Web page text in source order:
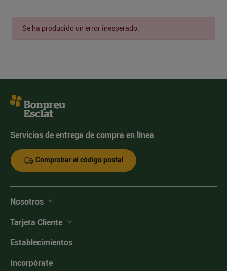
Se ha producido un error inesperado.
Servicios de entrega de compra en línea
Comprobar el código postal
Nosotros
Tarjeta Cliente
Establecimientos
Incorpórate